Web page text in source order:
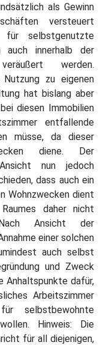
als Gewinn
versteuert
für selbstgenutzte
auch innerhalb der
werden.
zu eigenen
hat bislang aber
diesen Immobilien
entfallende
müsse, da dieser
diene. Der
nun jedoch
dass auch ein
Wohnzwecken dient
daher nicht
Ansicht der
einer solchen
auch selbst
und Zweck
Anhaltspunkte dafür,
Arbeitszimmer
selbstbewohnte
Hinweis: Die
für all diejenigen,